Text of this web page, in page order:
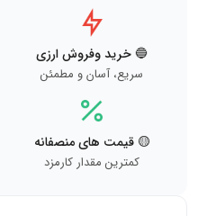
🔵 خرید وفروش ارزی
سریع، آسان و مطمئن
🟡 قیمت های منصفانه
کمترین مقدار کارمزد